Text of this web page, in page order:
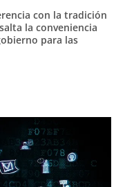
con la tradición
la conveniencia
para las